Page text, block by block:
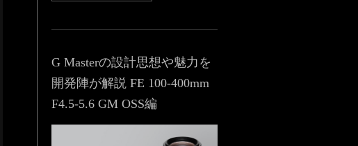
G Masterの設計思想や魅力を
開発陣が解説 FE 100-400mm
F4.5-5.6 GM OSS編